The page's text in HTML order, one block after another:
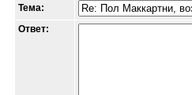
Тема:
Ответ: